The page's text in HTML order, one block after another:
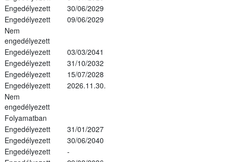
Engedélyezett
30/06/2029
Engedélyezett
09/06/2029
Nem
engedélyezett
Engedélyezett
03/03/2041
Engedélyezett
31/10/2032
Engedélyezett
15/07/2028
Engedélyezett
2026.11.30.
Nem
engedélyezett
Folyamatban
Engedélyezett
31/01/2027
Engedélyezett
30/06/2040
Engedélyezett
-